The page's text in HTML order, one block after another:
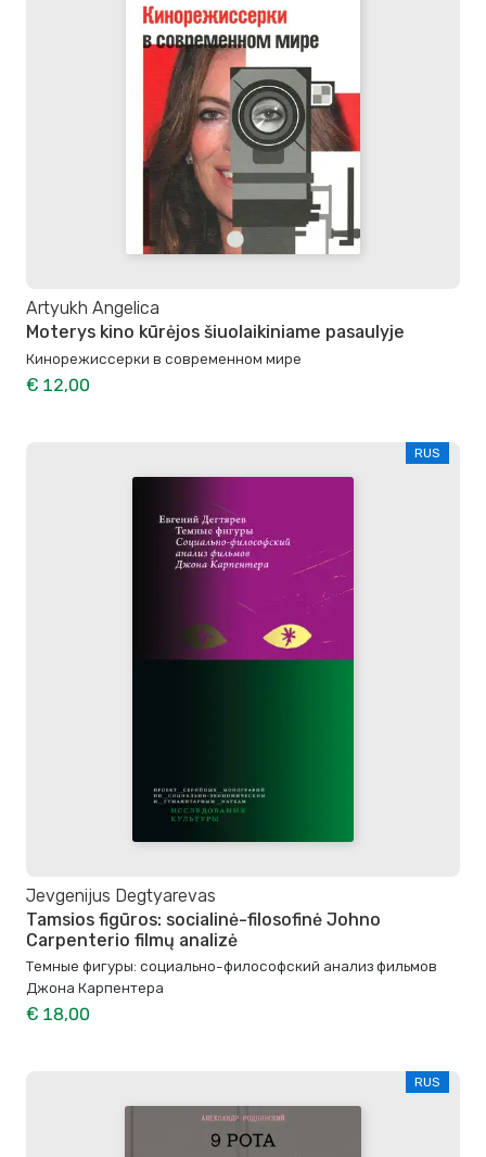
Artyukh Angelica
Moterys kino kūrėjos šiuolaikiniame pasaulyje
Кинорежиссерки в современном мире
€ 12,00
RUS
Jevgenijus Degtyarevas
Tamsios figūros: socialinė-filosofinė Johno
Carpenterio filmų analizė
Темные фигуры: cоциально-философский анализ фильмов
Джона Карпентера
€ 18,00
RUS